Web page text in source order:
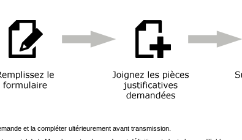
et la compléter ultérieurement avant transmission.